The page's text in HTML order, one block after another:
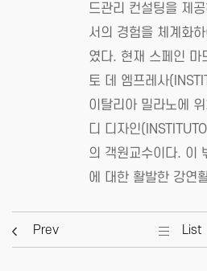
드관리 컨설팅을 제
서의 경험을 체계화하
였다. 현재 스페인 마
토 데 엠프레사
이탈리아 밀라노에
디 디자인
의 객원교수이다. 이
에 대한 활발한 강연
Prev List